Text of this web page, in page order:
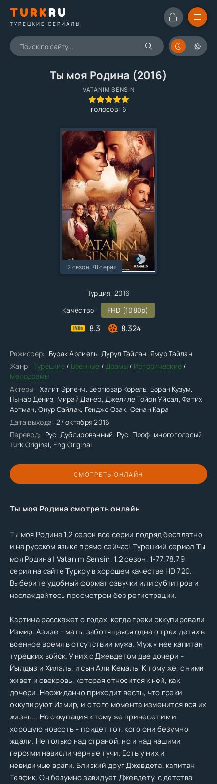
TURKRU
ТУРЕЦКИЕ СЕРИАЛЫ
Ты моя Родина (2016)
VATANIM SENSIN
4 5
голосов: 6
Турция, 2016
Качество:
FHD (1080p)
8.3 8.324
2 сезон, 78 серия
СМОТРЕТЬ ОНЛАЙН
Режиссер: Бурак Арлиель, Дурул Тайлан, Ямур Тайлан
Жанр: Турецкие/ Военные / Драмы / Исторические /
Мелодрамы
Актеры: Халит Эргенч, Бергюзар Корель, Боран Кузум,
Пынар Дениз, Мирай Данер, Джелиле Тойон Уйсал, Фатих
Артман, Онур Сайлак, Генджо Озак, Сенан Кара
Дата выхода: 27 октября 2016
Перевод: Рус. Дублированный, Рус. Проф. многоголосый,
Turk.Original, Eng.Original
Ты моя Родина смотреть онлайн
Ты моя Родина 1,2 сезон все серии подряд бесплатно
и на русском языке прямо сейчас! Турецкий сериал Ты
моя Родина | Vatanim Sensin, 1,2 сезон, 1-77,78,79
серия на сайте Туркру в хорошем качестве HD 720.
Выберите удобный формат озвучки или субтитров и
наслаждайтесь просмотром без регистрации.
Картина расскажет о годах, когда греки оккупировали
Измир. Азизе – мать, заботящаяся одна о трех детях в
военное время в отсутствии мужа. Муж у нее капитан
турецких войск. У них с Джевдетом две дочери -
Йылдыз и Хилаль, и сын Али Кемаль. К тому же, с ними
живет и свекровь, которая относится к ней, как
дочери. Неожиданно приходит весть, что греки
оккупируют Измир, и с того момента изменится вся их
жизнь... Но оккупация к тому же принесет им и
хорошую новость – придет тот, кого они безумно
ждали. Не только над страной, но и над нашими
героями нависли черные тучи. Есть у них и
невидимые враги. Близкий друг Джевдета, капитан
Тевфик. Он безумно завидует Джевдету, с детства